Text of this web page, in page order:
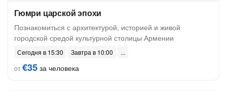
Гюмри царской эпохи
Познакомиться с архитектурой, историей и живой
городской средой культурной столицы Армении
Сегодня в 15:30
Завтра в 10:00
от€35 за человека